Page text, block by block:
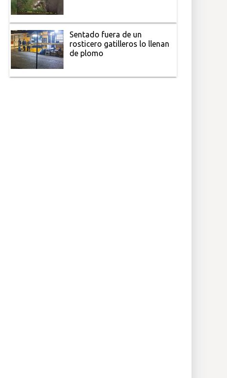
Sentado fuera de un
rosticero gatilleros lo llenan
de plomo